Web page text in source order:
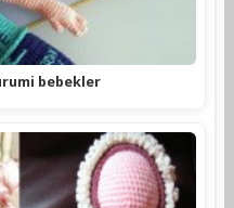
bebekler